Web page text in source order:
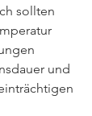
sollten
und